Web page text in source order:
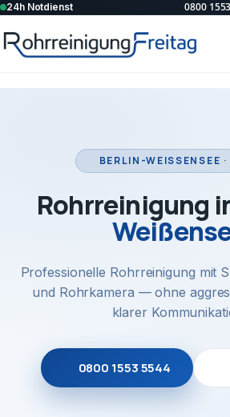
24h Notdienst 0800
BERLIN-WEISSENSEE ·
Rohrreinigung
Professionelle Rohrreinigung mit
und Rohrkamera — ohne
klarer
0800 1553 5544